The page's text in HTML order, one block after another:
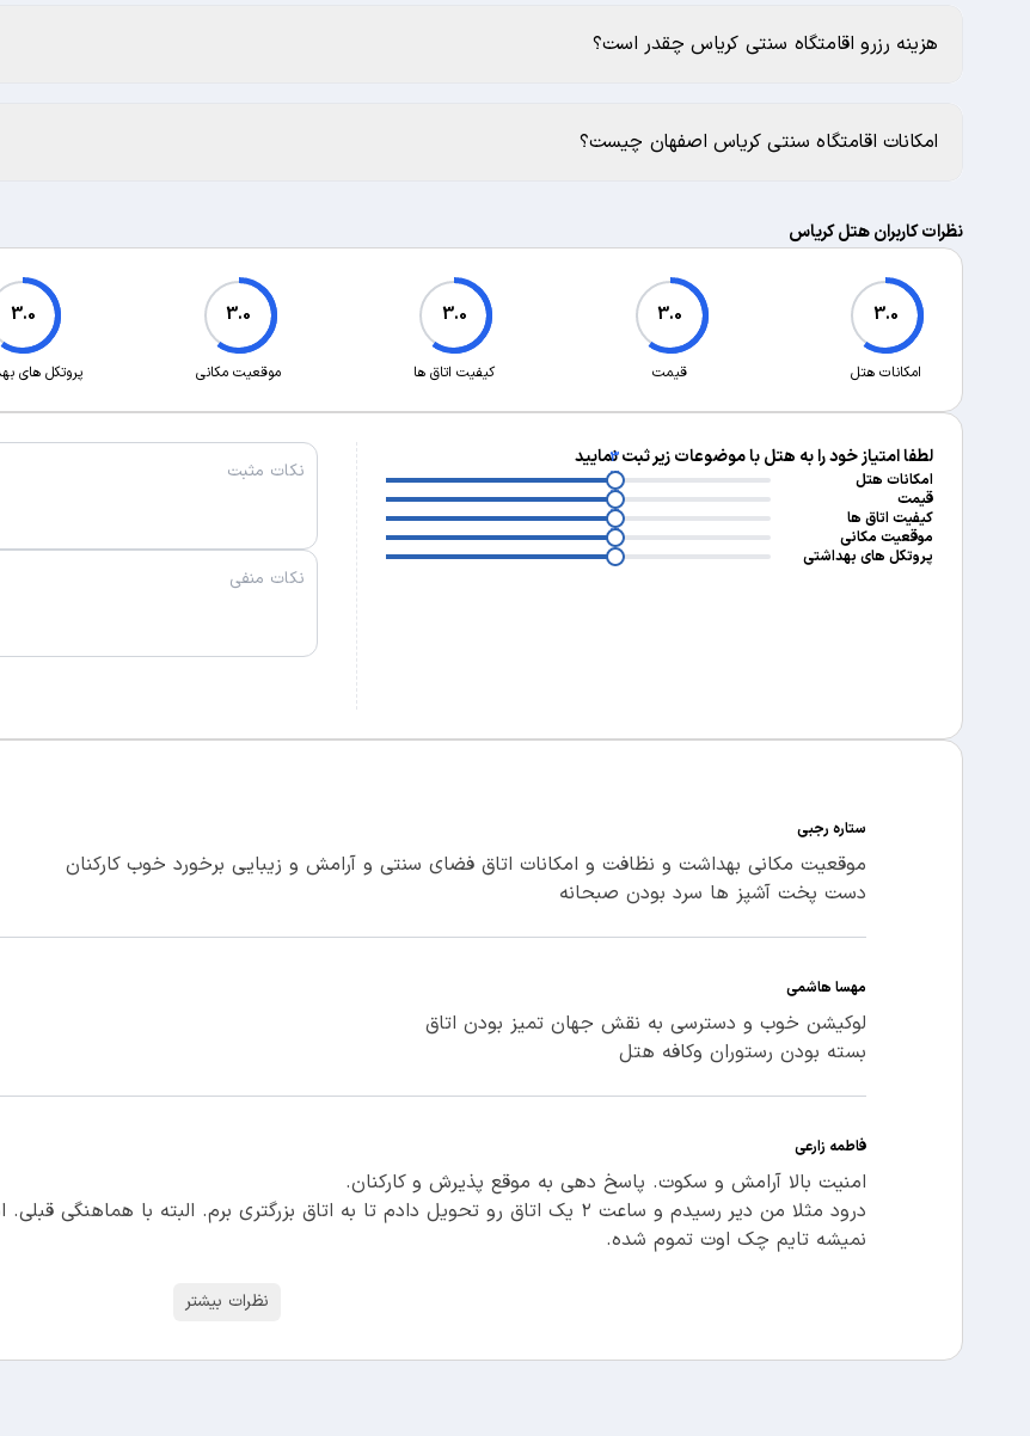
هزینه رزرو اقامتگاه سنتی کریاس چقدر است؟
امکانات اقامتگاه سنتی کریاس اصفهان چیست؟
نظرات کاربران هتل کریاس
3.0
امکانات هتل
3.0
قیمت
3.0
کیفیت اتاق ها
3.0
موقعیت مکانی
3.0
پروتکل های
لطفا امتیاز خود را به هتل با موضوعات زیر ثبت نمایید
امکانات هتل
3
قیمت
3
کیفیت اتاق ها
3
موقعیت مکانی
3
پروتکل های بهداشتی
3
ستاره رجبی
موقعیت مکانی بهداشت و نظافت و امکانات اتاق فضای سنتی و آرامش و زیبایی برخورد خوب کارکنان
دست پخت آشپز ها سرد بودن صبحانه
مهسا هاشمی
لوکیشن خوب و دسترسی به نقش جهان تمیز بودن اتاق
بسته بودن رستوران و‌کافه هتل
فاطمه زارعی
امنیت بالا آرامش و سکوت. پاسخ دهی به موقع پذیرش و کارکنان.
درود مثلا من دیر رسیدم و ساعت ۲ یک اتاق رو تحویل دادم تا به اتاق بزرگتری برم. البته
نمیشه تایم چک اوت تموم شده.
نظرات بیشتر